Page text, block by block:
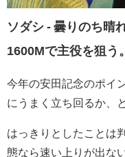
ソダシ - 曇りのち晴
1600Mで主役を狙う。
今年の安田記念のポイ
にうまく立ち回るか、
はっきりとしたことは
態なら速い上りが出な